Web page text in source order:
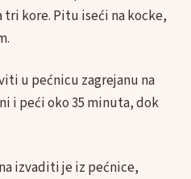
kore. Pitu iseći na kocke,
u pećnicu zagrejanu na
i peći oko 35 minuta, dok
izvaditi je iz pećnice,